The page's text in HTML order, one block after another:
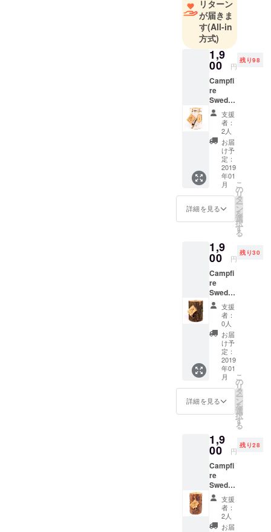
リターン
が届きま
す(All-in
方式)
1,9
00 円
残り98
Campfi
re
Swedis
h torch
«Birch»
【CAM
PFIRE
限定
29%
OFF】
通常
2700円
を1900
円でお
届けし
送料無
料（国
内発送
のみ、
離島・
一部地
域は除
く） 都
会では
入手困
難な
バーチ
（白
樺）の
スウェ
ディッ
シュ
ウェー
デン
トー
チ」
「ウッ
ドキャ
ンド
ル」
「木こ
りのろ
支援
者：
2人
お届
け予
定：
2019
年01
月
詳細を見る
こ
の
リ
タ
ー
ン
を
選
択
す
る
1,9
00 円
残り30
Campfi
re
Swedis
h torch
«Oak»
【CAM
PFIRE
限定
29%
OFF】
通常
2700円
を1900
円でお
届けし
送料無
料（国
内発送
のみ、
離島・
一部地
域は除
く） 熱
量・燃
焼時間
支援
者：
0人
お届
け予
定：
2019
年01
月
詳細を見る
こ
の
リ
タ
ー
ン
を
選
択
す
る
1,9
00 円
残り28
Campfi
re
Swedis
h torch
«Pine»
【CAM
支援
者：
2人
お届